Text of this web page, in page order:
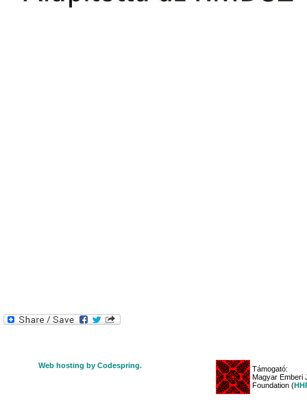
Web hosting by Codespring.
Támogató:
Magyar Emberi
Foundation (